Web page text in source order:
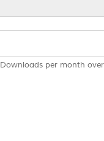
Downloads per month